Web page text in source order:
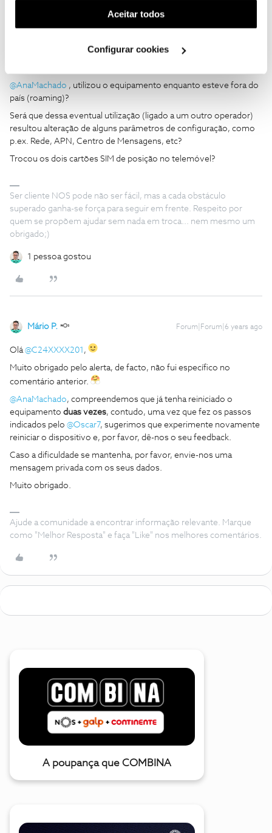
(cookies de publicidade personalizada). Pode gerir a
utilização dos cookies clicando em "Configurar
Aceitar todos
Configurar cookies
@AnaMachado , utilizou o equipamento enquanto esteve fora do
país (roaming)?
Será que dessa eventual utilização (ligado a um outro operador)
resultou alteração de alguns parâmetros de configuração, como
p.ex. Rede, APN, Centro de Mensagens, etc?
Trocou os dois cartões SIM de posição no telemóvel?
Ser cliente NOS pode não ser fácil, mas a cada obstáculo
superado ganha-se força para seguir em frente. Respeito por
quem se propõem ajudar sem nada em troca... nem mesmo um
obrigado;)
1 pessoa gostou
Mário P. Forum|Forum|6 years ago
Olá@C24XXXX201 ,
Muito obrigado pelo alerta, de facto, não fui específico no
comentário anterior.
@AnaMachado, compreendemos que já tenha reiniciado o
equipamento duas vezes, contudo, uma vez que fez os passos
indicados pelo @Oscar7, sugerimos que experimente novamente
reiniciar o dispositivo e, por favor, dê-nos o seu feedback.
Caso a dificuldade se mantenha, por favor, envie-nos uma
mensagem privada com os seus dados.
Muito obrigado.
Ajude a comunidade a encontrar informação relevante. Marque
como "Melhor Resposta" e faça "Like" nos melhores comentários.
A poupança que COMBINA